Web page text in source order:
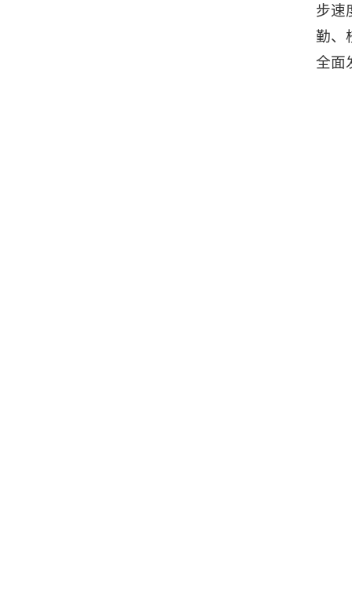
步速
勤、
全面